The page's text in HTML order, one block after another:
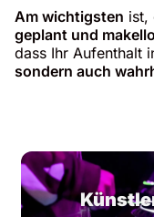
Am wichtigsten ist,
geplant und
dass Ihr Aufenthalt
sondern auch